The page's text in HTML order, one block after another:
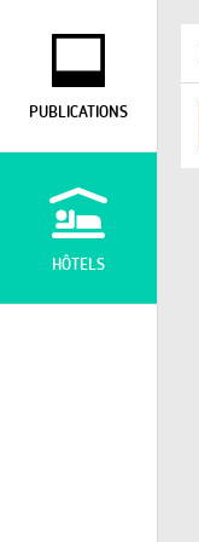
PUBLICATIONS
HÔTELS